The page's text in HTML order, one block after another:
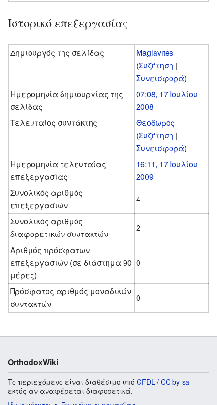
Ιστορικό επεξεργασίας
Δημιουργός της σελίδας
Maglavites
(Συζήτηση |
Συνεισφορά)
Ημερομηνία δημιουργίας της
σελίδας
07:08, 17 Ιουλίου
2008
Τελευταίος συντάκτης
Θεοδωρος
(Συζήτηση |
Συνεισφορά)
Ημερομηνία τελευταίας
επεξεργασίας
16:11, 17 Ιουλίου
2009
Συνολικός αριθμός
επεξεργασιών
4
Συνολικός αριθμός
διαφορετικών συντακτών
2
Αριθμός πρόσφατων
επεξεργασιών (σε διάστημα 90
μέρες)
0
Πρόσφατος αριθμός μοναδικών
συντακτών
0
OrthodoxWiki
Το περιεχόμενο είναι διαθέσιμο υπό GFDL / CC by-sa
εκτός αν αναφέρεται διαφορετικά.